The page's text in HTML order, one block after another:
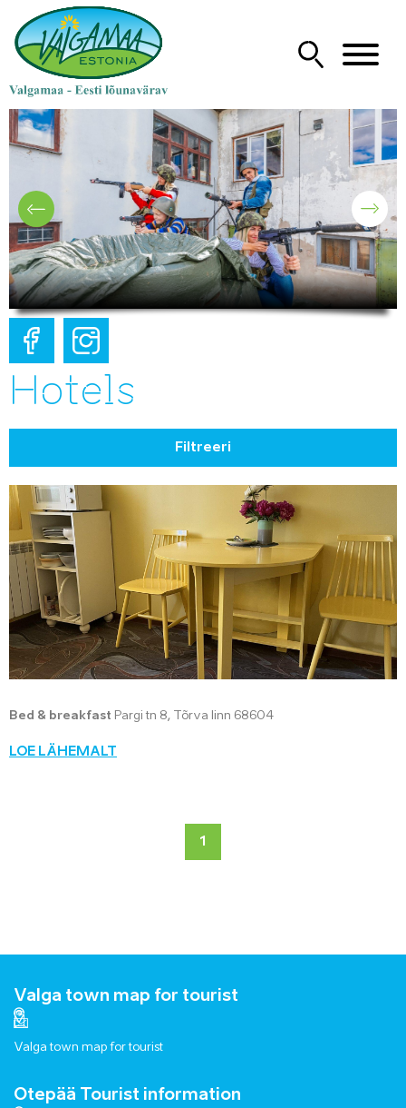
Hotels
Filtreeri
Bed & breakfast Pargi tn 8, Tõrva linn 68604
LOE LÄHEMALT
1
Valga town map for tourist
Valga town map for tourist
Otepää Tourist information